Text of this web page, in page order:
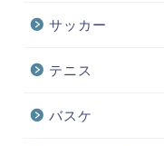
サッカー
テニス
バスケ